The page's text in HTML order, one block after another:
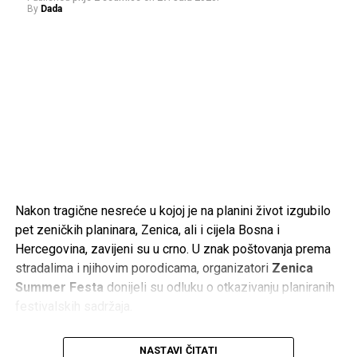
Rahmet ti duši, generale. Tvoje ime i djelo ostat će upisani
u historiji Bosne i Hercegovine i u sjećanju onih koji cijene
slobodu – poručio je Ajnadžić.
Termin komemoracije i dženaze bit će naknadno objavljen.
Odlaskom Ramiza Drekovića Bosna i Hercegovina izgubila
djelovanjem Armije Republike Bosne i Hercegovine.
By Dada
Nakon tragične nesreće u kojoj je na planini život izgubilo
pet zeničkih planinara, Zenica, ali i cijela Bosna i
Hercegovina, zavijeni su u crno. U znak poštovanja prema
stradalima i njihovim porodicama, organizatori Zenica
Summer Festa donijeli su odluku o otkazivanju planiranih
Međutim, umjesto razumijevanja i riječi podrške, na
NASTAVI ČITATI